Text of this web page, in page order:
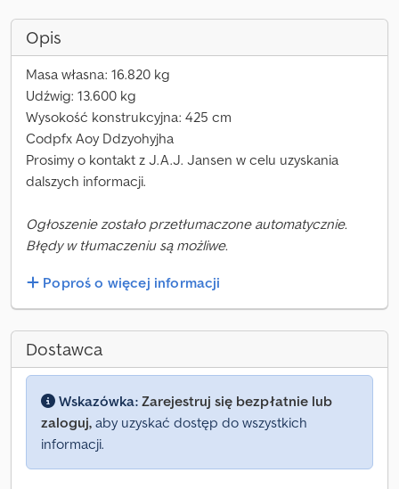
Opis
Masa własna: 16.820 kg
Udźwig: 13.600 kg
Wysokość konstrukcyjna: 425 cm
Codpfx Aoy Ddzyohyjha
Prosimy o kontakt z J.A.J. Jansen w celu uzyskania
dalszych informacji.
Ogłoszenie zostało przetłumaczone automatycznie.
Błędy w tłumaczeniu są możliwe.
Poproś o więcej informacji
Dostawca
Wskazówka: Zarejestruj się bezpłatnie lub
zaloguj, aby uzyskać dostęp do wszystkich
informacji.